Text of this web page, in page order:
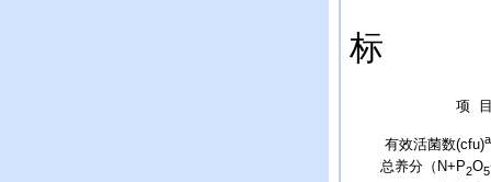
标
项
有效活菌数(cfu)a
总养分（N+P2O5